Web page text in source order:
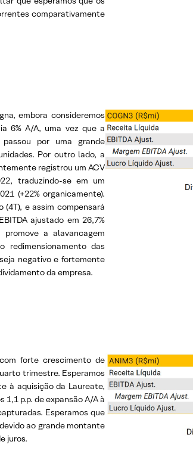
comparativamente
embora consideremos
6% A/A, uma vez que a
por uma grande
Por outro lado, a
registrou um ACV
traduzindo-se em um
(+22% organicamente).
e assim compensará
ajustado em 26,7%
a alavancagem
das
negativo e fortemente
da empresa.
forte crescimento de
trimestre. Esperamos
à aquisição da Laureate,
1,1 p.p. de expansão A/A à
Esperamos que
ao grande montante
juros.